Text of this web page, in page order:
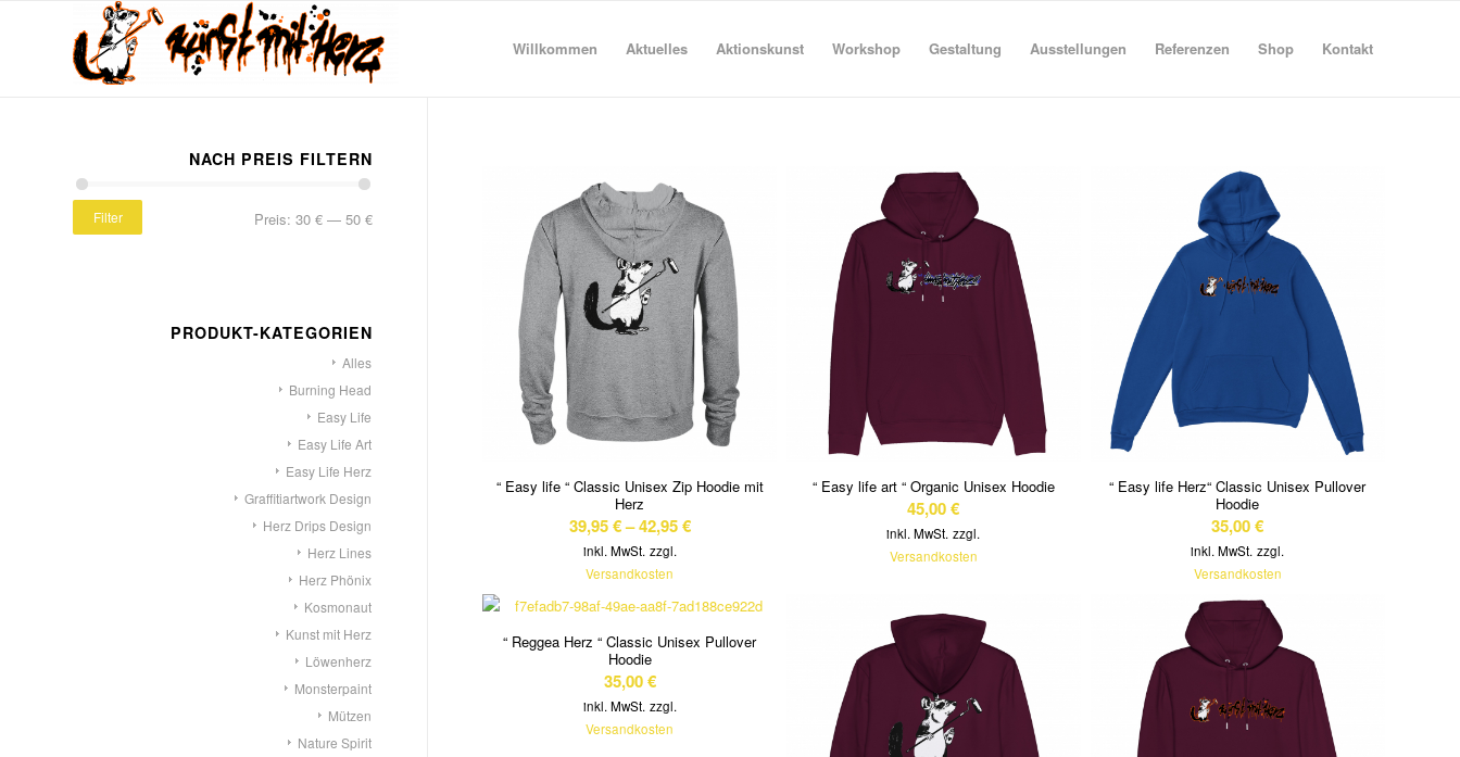
Willkommen Aktuelles Aktionskunst Workshop Gestaltung Ausstellungen Referenzen Shop Kontakt
“ Easy life “ Classic Unisex Zip Hoodie mit
Herz
39,95€–42,95€
inkl. MwSt. zzgl.
Versandkosten
“ Easy life art “ Organic Unisex Hoodie
45,00€
inkl. MwSt. zzgl.
Versandkosten
“ Easy life Herz“ Classic Unisex Pullover
Hoodie
35,00€
inkl. MwSt. zzgl.
Versandkosten
“ Reggea Herz “ Classic Unisex Pullover
Hoodie
35,00€
inkl. MwSt. zzgl.
Versandkosten
NACH PREIS FILTERN
Filter Preis: 30 €— 50 €
PRODUKT-KATEGORIEN
Alles
Burning Head
Easy Life
Easy Life Art
Easy Life Herz
Graffitiartwork Design
Herz Drips Design
Herz Lines
Herz Phönix
Kosmonaut
Kunst mit Herz
Löwenherz
Monsterpaint
Mützen
Nature Spirit